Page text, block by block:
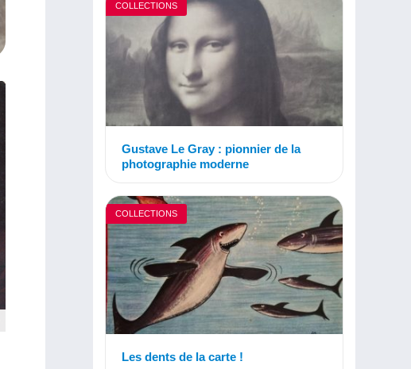
COLLECTIONS
Gustave Le Gray : pionnier de la
photographie moderne
COLLECTIONS
Les dents de la carte !